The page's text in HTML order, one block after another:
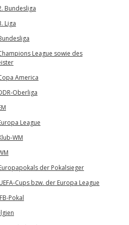
Bundesliga
Liga
League sowie des
America
Oberliga
League
WM
der Pokalsieger
Cups bzw. der Europa League
Pokal